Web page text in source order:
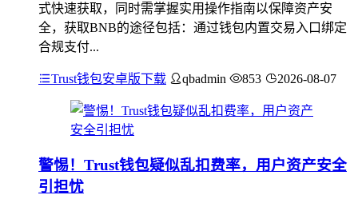
式快速获取，同时需掌握实用操作指南以保障资产安
全，获取BNB的途径包括：通过钱包内置交易入口绑定
合规支付...
Trust钱包安卓版下载 qbadmin 853 2026-08-07
警惕！Trust钱包疑似乱扣费率，用户资产安全
引担忧